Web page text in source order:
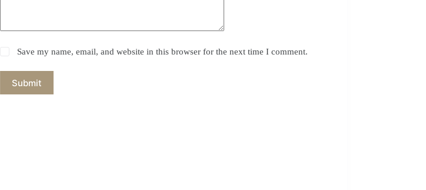
Save my name, email, and website in this browser for the next time I comment.
Submit